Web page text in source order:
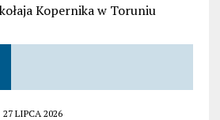
Kopernika w Toruniu
27 LIPCA 2026